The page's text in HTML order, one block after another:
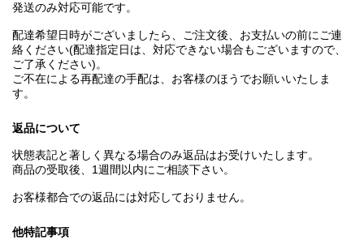
発送のみ対応可能です。
配達希望日時がございましたら、ご注文後、お支払いの前にご連
絡ください(配達指定日は、対応できない場合もございますので、
ご了承ください)。
ご不在による再配達の手配は、お客様のほうでお願いいたしま
す。
返品について
状態表記と著しく異なる場合のみ返品はお受けいたします。
商品の受取後、1週間以内にご相談下さい。
お客様都合での返品には対応しておりません。
他特記事項